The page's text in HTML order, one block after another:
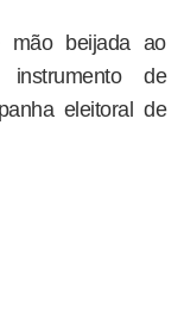
beijada ao
de
eleitoral de